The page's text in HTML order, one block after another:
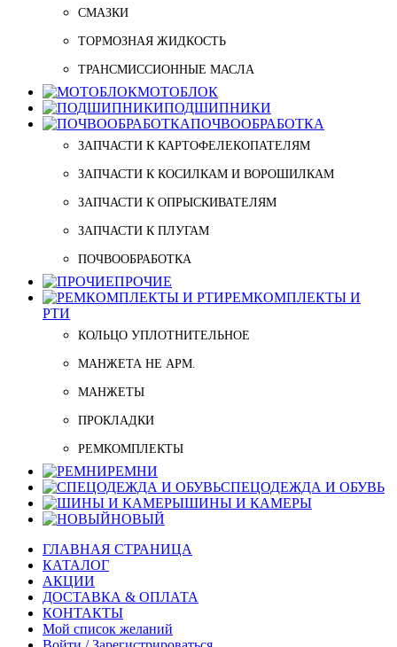
СМАЗКИ
ТОРМОЗНАЯ ЖИДКОСТЬ
ТРАНСМИССИОННЫЕ МАСЛА
МОТОБЛОК
ПОДШИПНИКИ
ПОЧВООБРАБОТКА
ЗАПЧАСТИ К КАРТОФЕЛЕКОПАТЕЛЯМ
ЗАПЧАСТИ К КОСИЛКАМ И ВОРОШИЛКАМ
ЗАПЧАСТИ К ОПРЫСКИВАТЕЛЯМ
ЗАПЧАСТИ К ПЛУГАМ
ПОЧВООБРАБОТКА
ПРОЧИЕ
РЕМКОМПЛЕКТЫ И
РТИ
КОЛЬЦО УПЛОТНИТЕЛЬНОЕ
МАНЖЕТА НЕ АРМ.
МАНЖЕТЫ
ПРОКЛАДКИ
РЕМКОМПЛЕКТЫ
РЕМНИ
СПЕЦОДЕЖДА И ОБУВЬ
ШИНЫ И КАМЕРЫ
НОВЫЙ
ГЛАВНАЯ СТРАНИЦА
КАТАЛОГ
АКЦИИ
ДОСТАВКА & ОПЛАТА
КОНТАКТЫ
Мой список желаний